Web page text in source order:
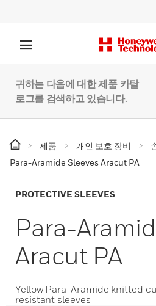
귀하는 다음에 대한 제품 카탈
로그를 검색하고 있습니다.
제품 개인 보호 장비
Para-Aramide Sleeves Aracut PA
PROTECTIVE SLEEVES
Para-
Aracut PA
Yellow Para-Aramide knitted
resistant sleeves